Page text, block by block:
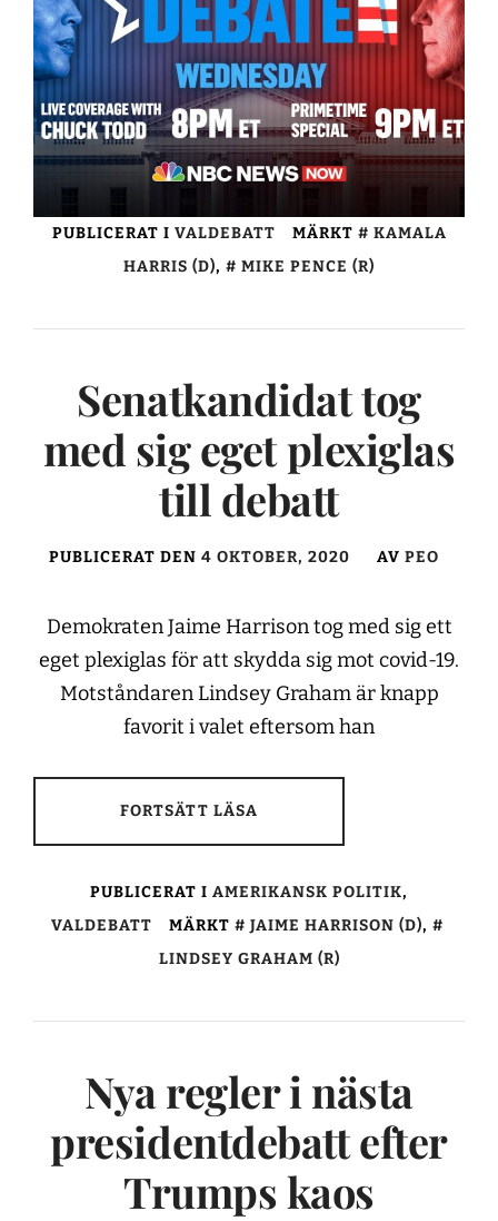
PUBLICERAT I VALDEBATT MÄRKT
KAMALA
HARRIS (D), MIKE PENCE (R)
Senatkandidat tog
med sig eget plexiglas
till debatt
PUBLICERAT DEN 4 OKTOBER, 2020 AV PEO
Demokraten Jaime Harrison tog med sig ett
eget plexiglas för att skydda sig mot covid-19.
Motståndaren Lindsey Graham är knapp
favorit i valet eftersom han
FORTSÄTT LÄSA
PUBLICERAT I AMERIKANSK POLITIK,
VALDEBATT
MÄRKT JAIME HARRISON (D),
LINDSEY GRAHAM (R)
Nya regler i nästa
presidentdebatt efter
Trumps kaos